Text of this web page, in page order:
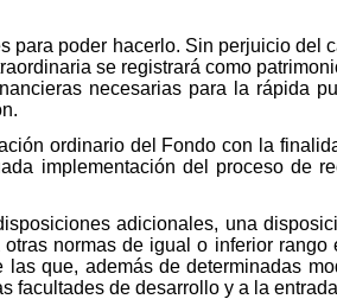
para poder hacerlo. Sin perjuicio del
se registrará como
necesarias para la rápida
ordinario del Fondo con la
implementación del proceso de
adicionales, una
normas de igual o inferior
que, además de determinadas
facultades de desarrollo y a la